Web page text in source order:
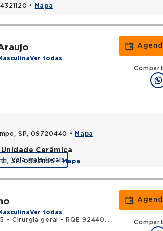
• Mapa
Ver todas
SP, 09720440 • Mapa
Cerâmica
SP, 09531195 •Mapa
Veja mais locais
Ver todas
- Cirurgia geral •
RQE 92440 - Urologia